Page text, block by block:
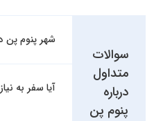
سوالات
متداول
درباره
پنوم پن
شهر پنوم پن
آیا سفر به نیاز به ویزا دارد؟